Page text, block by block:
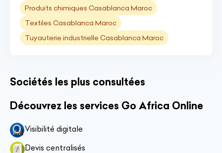
Produits chimiques Casablanca Maroc
Textiles Casablanca Maroc
Tuyauterie industrielle Casablanca Maroc
Sociétés les plus consultées
Découvrez les services Go Africa Online
Visibilité digitale
Devis centralisés